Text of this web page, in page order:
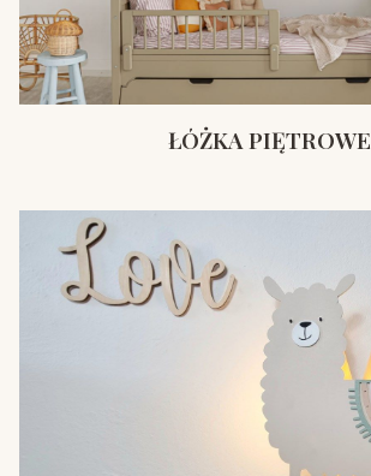
ŁÓŻKA PIĘTROWE